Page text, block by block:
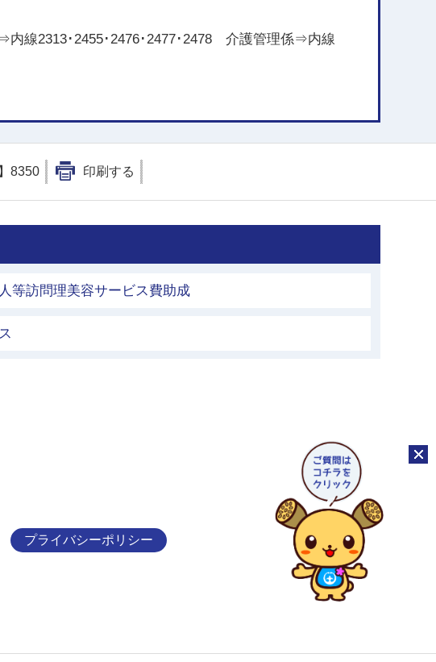
線2313･2455･2476･2477･2478 介護管理係⇒内線
8350 印刷する
等訪問理美容サービス費助成
プライバシーポリシー
チャ